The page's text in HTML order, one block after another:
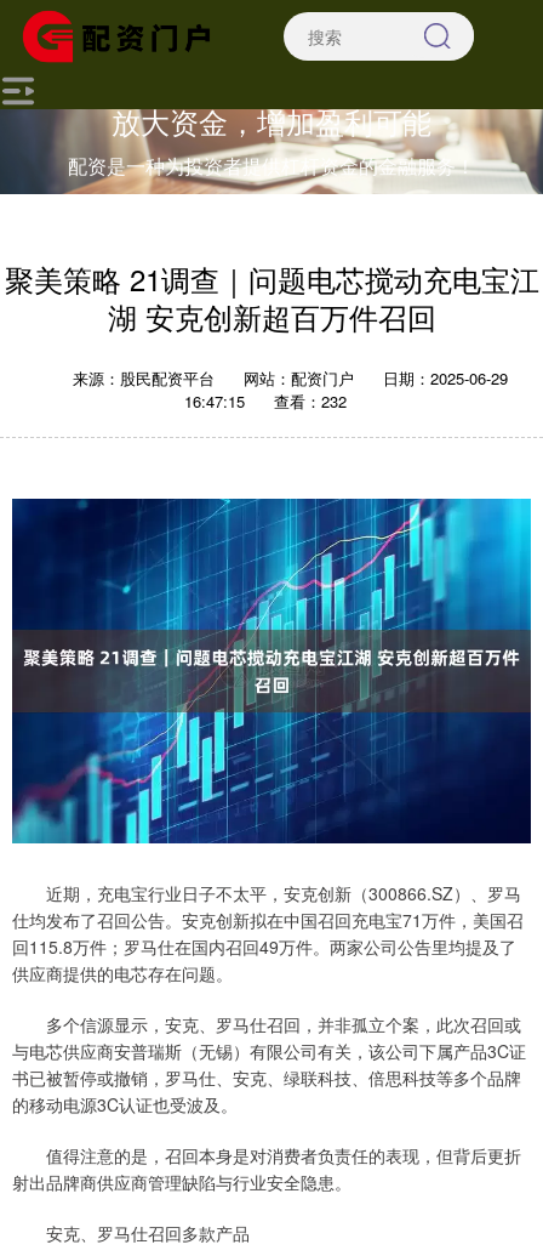
放大资金，增加盈利可能
配资是一种为投资者提供杠杆资金的金融服务！
聚美策略 21调查｜问题电芯搅动充电宝江
湖 安克创新超百万件召回
来源：股民配资平台 网站：配资门户
日期：2025-06-29
16:47:15
查看：232
近期，充电宝行业日子不太平，安克创新（300866.SZ）、罗马
仕均发布了召回公告。安克创新拟在中国召回充电宝71万件，美国召
回115.8万件；罗马仕在国内召回49万件。两家公司公告里均提及了
供应商提供的电芯存在问题。
多个信源显示，安克、罗马仕召回，并非孤立个案，此次召回或
与电芯供应商安普瑞斯（无锡）有限公司有关，该公司下属产品3C证
书已被暂停或撤销，罗马仕、安克、绿联科技、倍思科技等多个品牌
的移动电源3C认证也受波及。
值得注意的是，召回本身是对消费者负责任的表现，但背后更折
射出品牌商供应商管理缺陷与行业安全隐患。
安克、罗马仕召回多款产品